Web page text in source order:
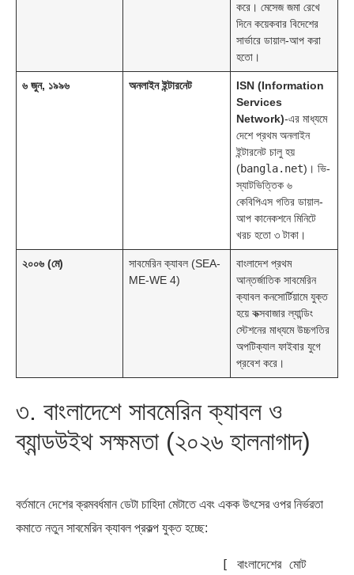
করে। মেসেজ জমা রেখে
দিনে কয়েকবার বিদেশের
সার্ভারে ডায়াল-আপ করা
হতো।
৬ জুন, ১৯৯৬ অনলাইন ইন্টারনেট
ISN (Information
Services
Network)-এর মাধ্যমে
দেশে প্রথম অনলাইন
ইন্টারনেট চালু হয়
(bangla.net)। ভি-
স্যাটভিত্তিক ৬
কেবিপিএস গতির ডায়াল-
আপ কানেকশনে মিনিটে
খরচ হতো ৩ টাকা।
২০০৬ (মে)
সাবমেরিন ক্যাবল (SEA-
ME-WE 4)
বাংলাদেশ প্রথম
আন্তর্জাতিক সাবমেরিন
ক্যাবল কনসোর্টিয়ামে যুক্ত
হয়ে কক্সবাজার ল্যান্ডিং
স্টেশনের মাধ্যমে উচ্চগতির
অপটিক্যাল ফাইবার যুগে
প্রবেশ করে।
৩. বাংলাদেশে সাবমেরিন ক্যাবল ও
ব্যান্ডউইথ সক্ষমতা (২০২৬ হালনাগাদ)
বর্তমানে দেশের ক্রমবর্ধমান ডেটা চাহিদা মেটাতে এবং একক উৎসের ওপর নির্ভরতা
কমাতে নতুন সাবমেরিন ক্যাবল প্রকল্প যুক্ত হচ্ছে: